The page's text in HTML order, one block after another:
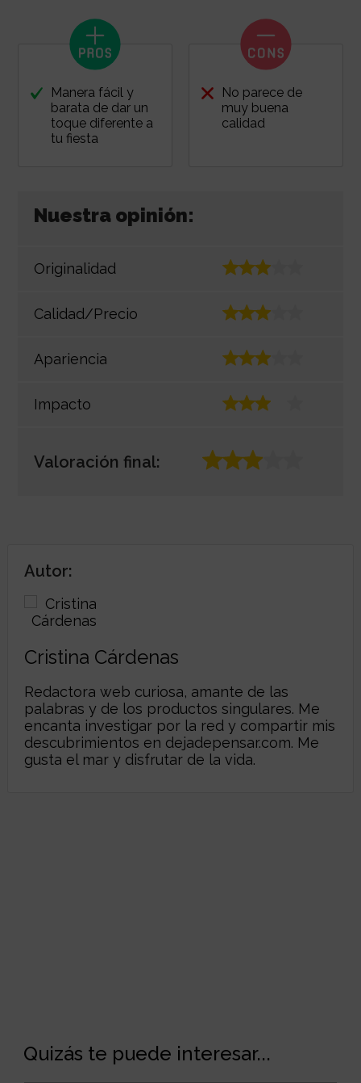
Manera fácil y
barata de dar un
toque diferente a
tu fiesta
No parece de
muy buena
calidad
Nuestra opinión:
Originalidad
Calidad/Precio
Apariencia
Impacto
Valoración final:
Autor:
Cristina Cárdenas
Redactora web curiosa, amante de las
palabras y de los productos singulares. Me
encanta investigar por la red y compartir mis
descubrimientos en dejadepensar.com. Me
gusta el mar y disfrutar de la vida.
Quizás te puede interesar...